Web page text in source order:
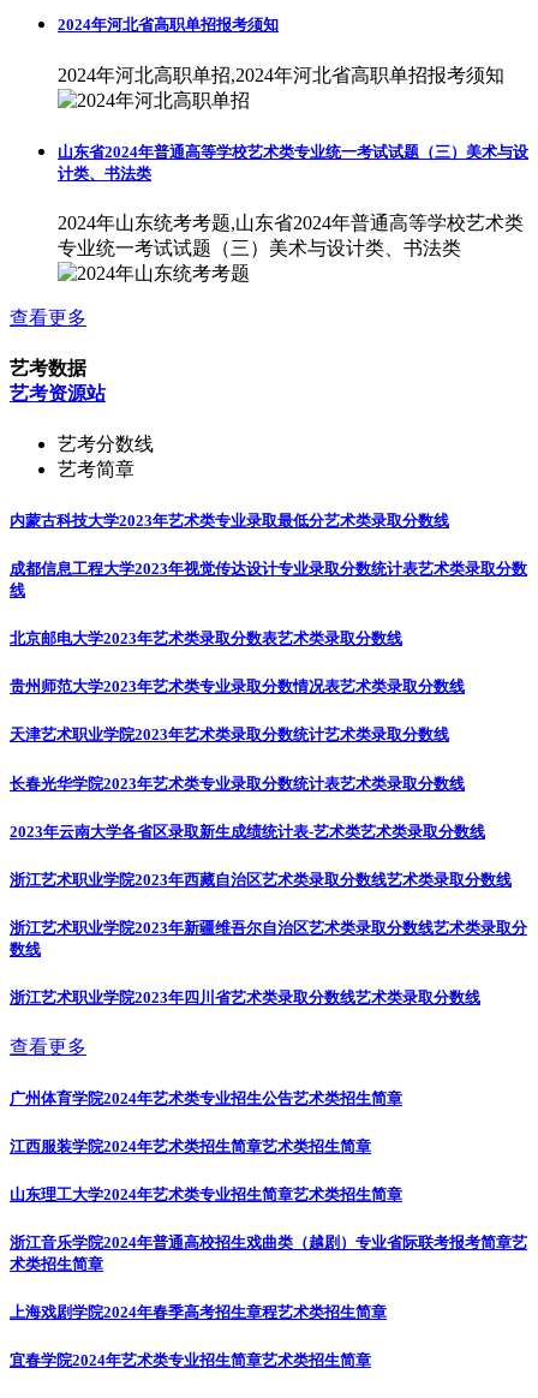
2024年河北省高职单招报考须知
2024年河北高职单招,2024年河北省高职单招报考须知
山东省2024年普通高等学校艺术类专业统一考试试题（三）美术与设
计类、书法类
2024年山东统考考题,山东省2024年普通高等学校艺术类
专业统一考试试题（三）美术与设计类、书法类
查看更多
艺考数据
艺考资源站
艺考分数线
艺考简章
内蒙古科技大学2023年艺术类专业录取最低分艺术类录取分数线
成都信息工程大学2023年视觉传达设计专业录取分数统计表艺术类录取分数
线
北京邮电大学2023年艺术类录取分数表艺术类录取分数线
贵州师范大学2023年艺术类专业录取分数情况表艺术类录取分数线
天津艺术职业学院2023年艺术类录取分数统计艺术类录取分数线
长春光华学院2023年艺术类专业录取分数统计表艺术类录取分数线
2023年云南大学各省区录取新生成绩统计表-艺术类艺术类录取分数线
浙江艺术职业学院2023年西藏自治区艺术类录取分数线艺术类录取分数线
浙江艺术职业学院2023年新疆维吾尔自治区艺术类录取分数线艺术类录取分
数线
浙江艺术职业学院2023年四川省艺术类录取分数线艺术类录取分数线
查看更多
广州体育学院2024年艺术类专业招生公告艺术类招生简章
江西服装学院2024年艺术类招生简章艺术类招生简章
山东理工大学2024年艺术类专业招生简章艺术类招生简章
浙江音乐学院2024年普通高校招生戏曲类（越剧）专业省际联考报考简章艺
术类招生简章
上海戏剧学院2024年春季高考招生章程艺术类招生简章
宜春学院2024年艺术类专业招生简章艺术类招生简章